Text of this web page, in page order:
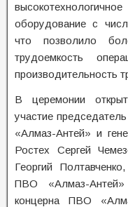
оборудование с
что позволило
трудоемкость
производительность
В церемонии
участие
«Алмаз-Антей» и
Ростех Сергей
Георгий
ПВО «Алмаз-
концерна ПВО